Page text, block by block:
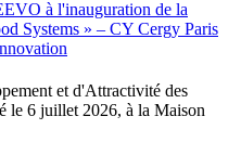
et d'Attractivité des
le 6 juillet 2026, à la Maison